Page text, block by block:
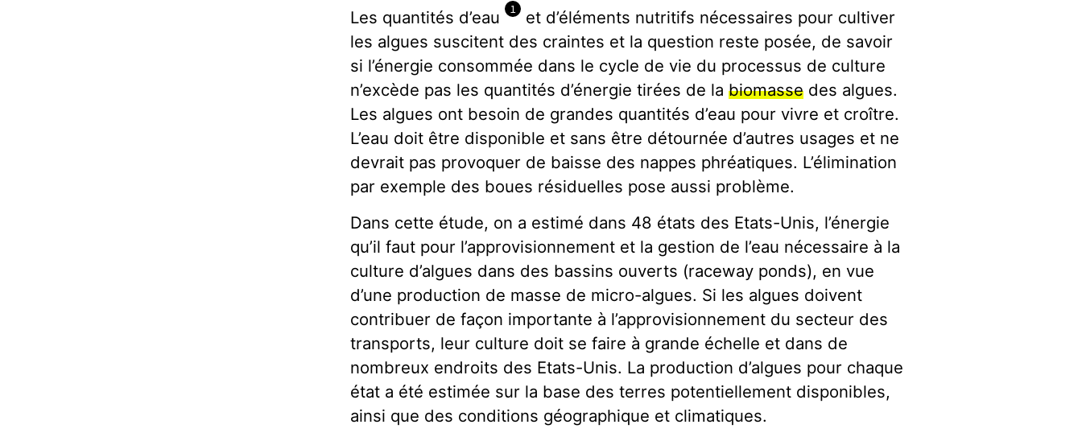
Les quantités d’eau 1
et d’éléments nutritifs nécessaires pour cultiver
les algues suscitent des craintes et la question reste posée, de savoir
si l’énergie consommée dans le cycle de vie du processus de culture
n’excède pas les quantités d’énergie tirées de labiomasse des algues.
Les algues ont besoin de grandes quantités d’eau pour vivre et croître.
L’eau doit être disponible et sans être détournée d’autres usages et ne
devrait pas provoquer de baisse des nappes phréatiques. L’élimination
par exemple des boues résiduelles pose aussi problème.
Dans cette étude, on a estimé dans 48 états des Etats-Unis, l’énergie
qu’il faut pour l’approvisionnement et la gestion de l’eau nécessaire à la
culture d’algues dans des bassins ouverts (raceway ponds), en vue
d’une production de masse de micro-algues. Si les algues doivent
contribuer de façon importante à l’approvisionnement du secteur des
transports, leur culture doit se faire à grande échelle et dans de
nombreux endroits des Etats-Unis. La production d’algues pour chaque
état a été estimée sur la base des terres potentiellement disponibles,
ainsi que des conditions géographique et climatiques.